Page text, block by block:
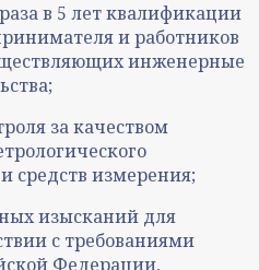
в 5 лет квалификации
и работников
инженерные
за качеством
средств измерения;
изысканий для
с требованиями
Федерации,